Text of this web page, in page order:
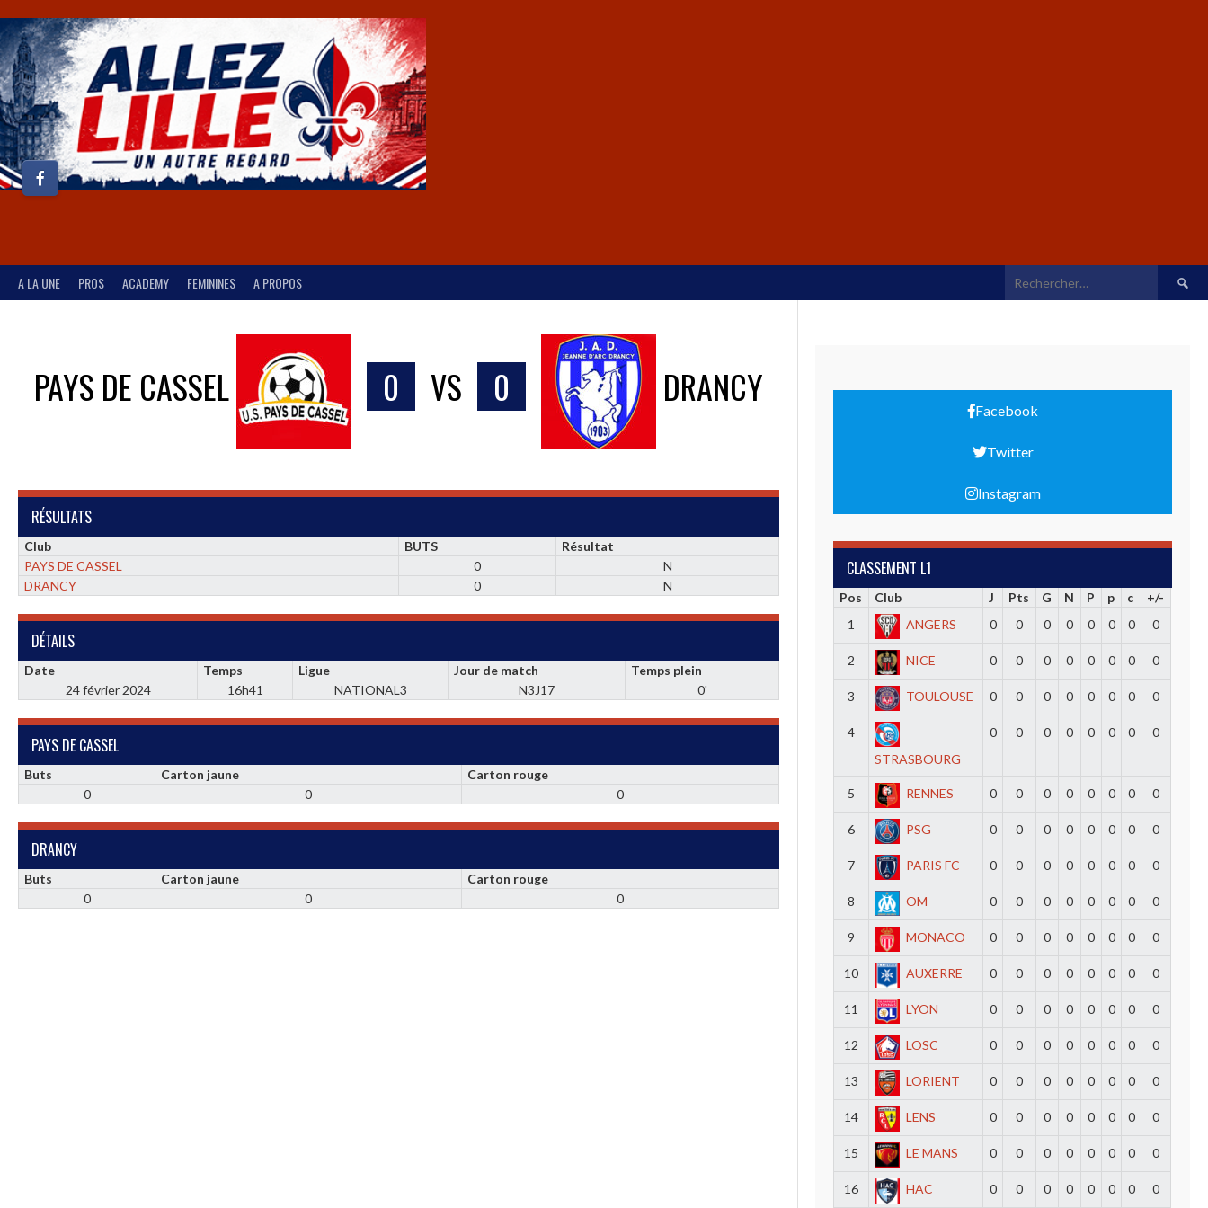
A LA UNE PROS ACADEMY FEMININES A PROPOS
PAYS DE CASSEL 0 VS 0 DRANCY
RÉSULTATS
Club BUTS
Résultat
PAYS DE CASSEL
0
N
DRANCY
0 N
DÉTAILS
Date Temps Ligue Jour de match
Temps plein
24 février 2024
16h41 NATIONAL3 N3J17 0'
PAYS DE CASSEL
Buts Carton jaune
Carton rouge
0
0 0
DRANCY
Buts Carton jaune
Carton rouge
0
0 0
Facebook
Twitter
Instagram
CLASSEMENT L1
Pos Club J Pts G N P p c
+/-
1
ANGERS 0 0 0 0 0 0 0 0
2 NICE 0 0 0 0 0 0 0 0
3 TOULOUSE 0 0 0 0 0 0 0 0
4
STRASBOURG
0 0 0 0 0 0 0 0
5 RENNES 0 0 0 0 0 0 0 0
6 PSG 0 0 0 0 0 0 0 0
7 PARIS FC 0 0 0 0 0 0 0 0
8 OM 0 0 0 0 0 0 0 0
9 MONACO 0 0 0 0 0 0 0 0
10 AUXERRE 0 0 0 0 0 0 0 0
11 LYON 0 0 0 0 0 0 0 0
12 LOSC 0 0 0 0 0 0 0 0
13 LORIENT 0 0 0 0 0 0 0 0
14 LENS 0 0 0 0 0 0 0 0
15 LE MANS 0 0 0 0 0 0 0 0
16 HAC 0 0 0 0 0 0 0 0